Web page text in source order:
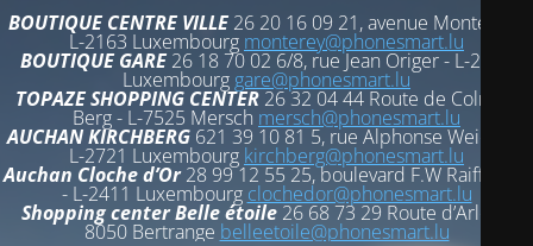
BOUTIQUE CENTRE VILLE 26 20 16 09 21, avenue Monterey -
L-2163 Luxembourg monterey@phonesmart.lu
BOUTIQUE GARE 26 18 70 02 6/8, rue Jean Origer - L-2269
Luxembourg gare@phonesmart.lu
TOPAZE SHOPPING CENTER 26 32 04 44 Route de Colmar-
Berg - L-7525 Mersch mersch@phonesmart.lu
AUCHAN KIRCHBERG621 39 10 81 5, rue Alphonse Weicker -
L-2721 Luxembourg kirchberg@phonesmart.lu
Auchan Cloche d’Or28 99 12 55 25, boulevard F.W Raiffeisen
- L-2411 Luxembourg clochedor@phonesmart.lu
Shopping center Belle étoile 26 68 73 29 Route d’Arlon -
8050 Bertrange belleetoile@phonesmart.lu